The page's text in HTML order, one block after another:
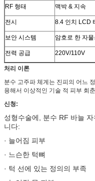
RF 형태 맥박 & 지속
전시 8.4 인치 LCD
보안 시스템 암호로 한 자물
전력 공급 220V/110V
처리 이론
분수 고주파 체계는 진피의 어느
용해서 이상적인 기술 적 피부 회
신청:
성형수술에, 분수 RF 바늘
니다:
· 늘어짐 피부
· 느슨한 턱뼈
· 턱 선에 있는 정의의 부족